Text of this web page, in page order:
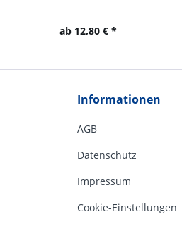
ab 12,80 € *
Informationen
AGB
Datenschutz
Impressum
Cookie-Einstellungen